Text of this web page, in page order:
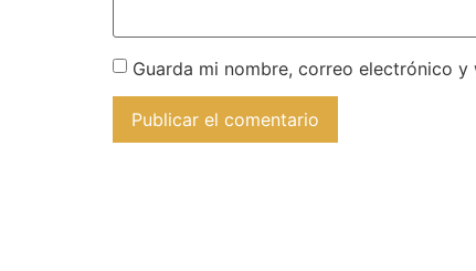
Guarda mi nombre, correo electrónico